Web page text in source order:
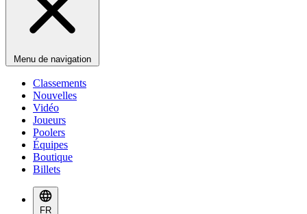
Menu de navigation
Classements
Nouvelles
Vidéo
Joueurs
Poolers
Équipes
Boutique
Billets
FR